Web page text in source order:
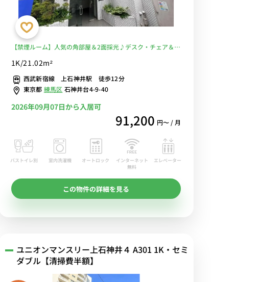
【禁煙ルーム】人気の角部屋＆2面採光♪デスク・チェア＆生
ー・西友＆物件から徒歩約4分の場所には業務スーパーあり/
上智大学石神井キャンパスへ徒歩通学■選べるWi-Fi格安レン
タル中！
1K/21.02m²
西武新宿線 上石神井駅 徒歩12分
東京都 練馬区 石神井台4-9-40
2026年09月07日から入居可
91,200 円〜 / 月
バストイレ別 室内洗濯機 オートロック
インターネット
無料
エレベーター
この物件の詳細を見る
ユニオンマンスリー上石神井４ A301 1K・セミ
ダブル【清掃費半額】